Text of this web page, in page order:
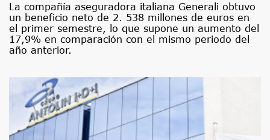
La compañía aseguradora italiana Generali obtuvo
un beneficio neto de 2. 538 millones de euros en
el primer semestre, lo que supone un aumento del
17,9% en comparación con el mismo periodo del
año anterior.